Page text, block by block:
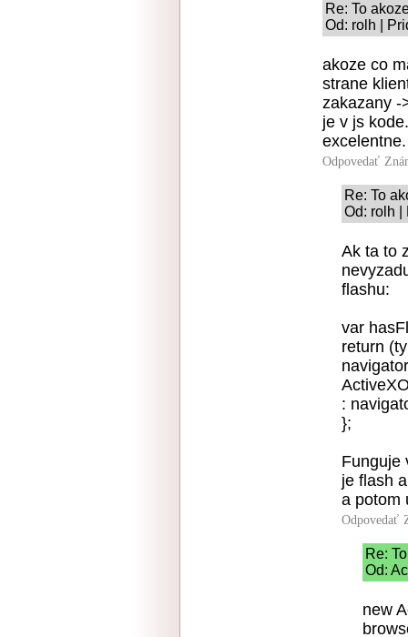
Re: To
Od: rolh |
akoze co
strane
zakazany -
je v js
Odpovedať
Re: To
Od: rolh |
Ak ta to
flashu:
var
return
:
};
Funguje
je flash
a potom
Odpovedať
Re:
Od:
new